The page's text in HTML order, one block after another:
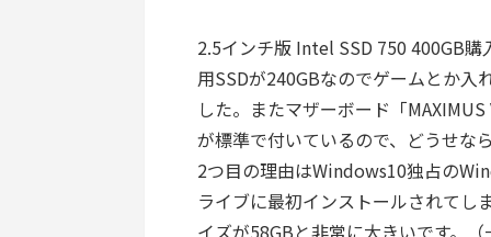
2.5インチ版 Intel SSD 750 400GB
用SSDが240GBなのでゲームとか
した。またマザーボード「
が標準で付いているので、どうせな
2つ目の理由はWindows10独占の
ライブに最初インストールされてし
イズが58GBと非常に大きいです。